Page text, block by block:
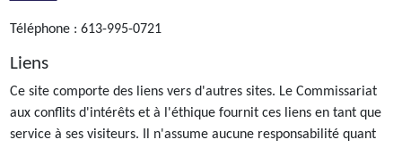
Téléphone : 613-995-0721
Liens
Ce site comporte des liens vers d'autres sites. Le Commissariat
aux conflits d'intérêts et à l'éthique fournit ces liens en tant que
service à ses visiteurs. Il n'assume aucune responsabilité quant